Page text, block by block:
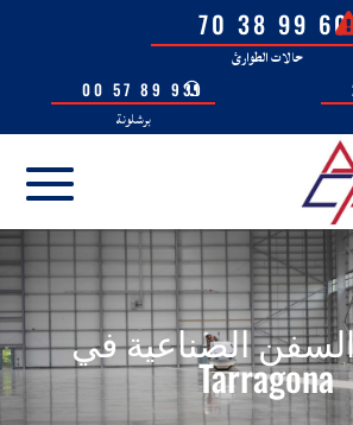
604 99
حالات الطوارئ
931 89 57 00
برشلونة
الصناعية في
Tarragona